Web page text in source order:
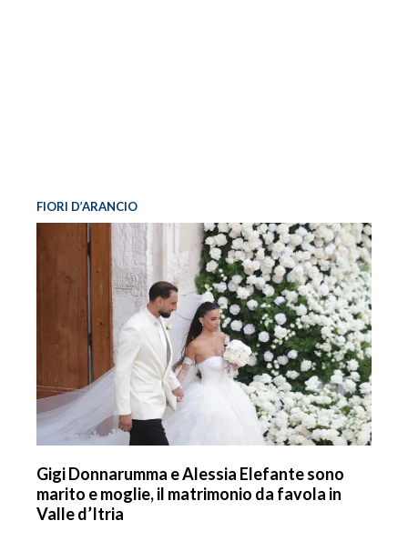
FIORI D’ARANCIO
Gigi Donnarumma e Alessia Elefante sono
marito e moglie, il matrimonio da favola in
Valle d’Itria